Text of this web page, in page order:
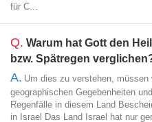
für C...
Q. Warum hat Gott den
bzw. Spätregen
A. Um dies zu verstehen, müssen
geographischen Gegebenheiten
Regenfälle in diesem Land
in Israel Das Land Israel hat nur